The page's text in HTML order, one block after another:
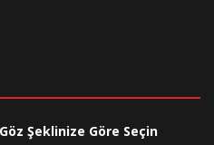
Göz Şeklinize Göre Seçin